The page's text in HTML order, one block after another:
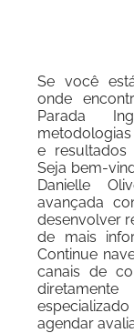
Se você
onde
Parada
e resultados
Seja bem-
Danielle
avançada
desenvolver
de mais
Continue
canais de
agendar